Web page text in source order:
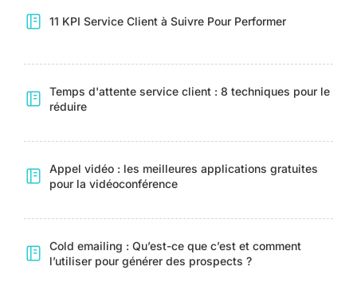
11 KPI Service Client à Suivre Pour Performer
Temps d'attente service client : 8 techniques pour le
réduire
Appel vidéo : les meilleures applications gratuites
pour la vidéoconférence
Cold emailing : Qu’est-ce que c’est et comment
l’utiliser pour générer des prospects ?